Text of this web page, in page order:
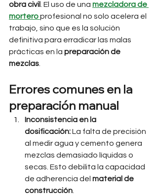
obra civil . El uso de una mezcladora de
morteroprofesional no solo acelera el
trabajo, sino que es la solución
definitiva para erradicar las malas
prácticas en la preparación de
mezclas
Errores comunes en la
preparación manual
Inconsistencia en la
dosificación: La falta de precisión
al medir agua y cemento genera
mezclas demasiado líquidas o
secas. Esto debilita la capacidad
de adherencia del material de
construcción